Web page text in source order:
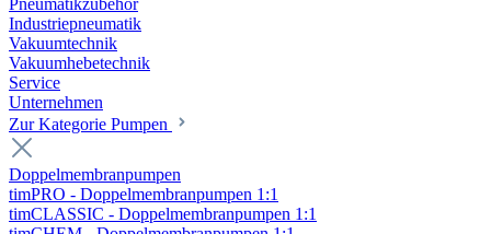
Pneumatikzubehör
Industriepneumatik
Vakuumtechnik
Vakuumhebetechnik
Service
Unternehmen
Zur Kategorie Pumpen
Doppelmembranpumpen
timPRO - Doppelmembranpumpen 1:1
timCLASSIC - Doppelmembranpumpen 1:1